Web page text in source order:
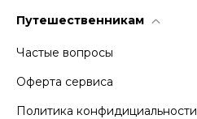
Путешественникам
Частые вопросы
Оферта сервиса
Политика конфидициальности